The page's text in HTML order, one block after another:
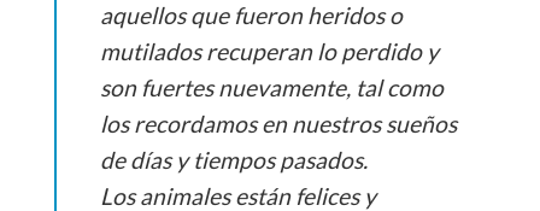
aquellos que fueron heridos o
mutilados recuperan lo perdido y
son fuertes nuevamente, tal como
los recordamos en nuestros sueños
de días y tiempos pasados.
Los animales están felices y